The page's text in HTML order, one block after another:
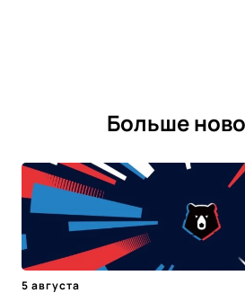
Больше
5 августа